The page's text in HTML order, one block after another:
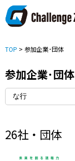
TOP > 参加企業･団体
参加企業･団体
26社・団体